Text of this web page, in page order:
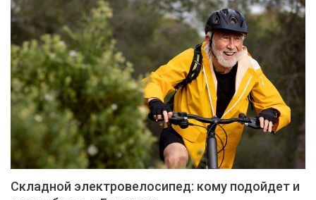
Складной электровелосипед: кому подойдет и